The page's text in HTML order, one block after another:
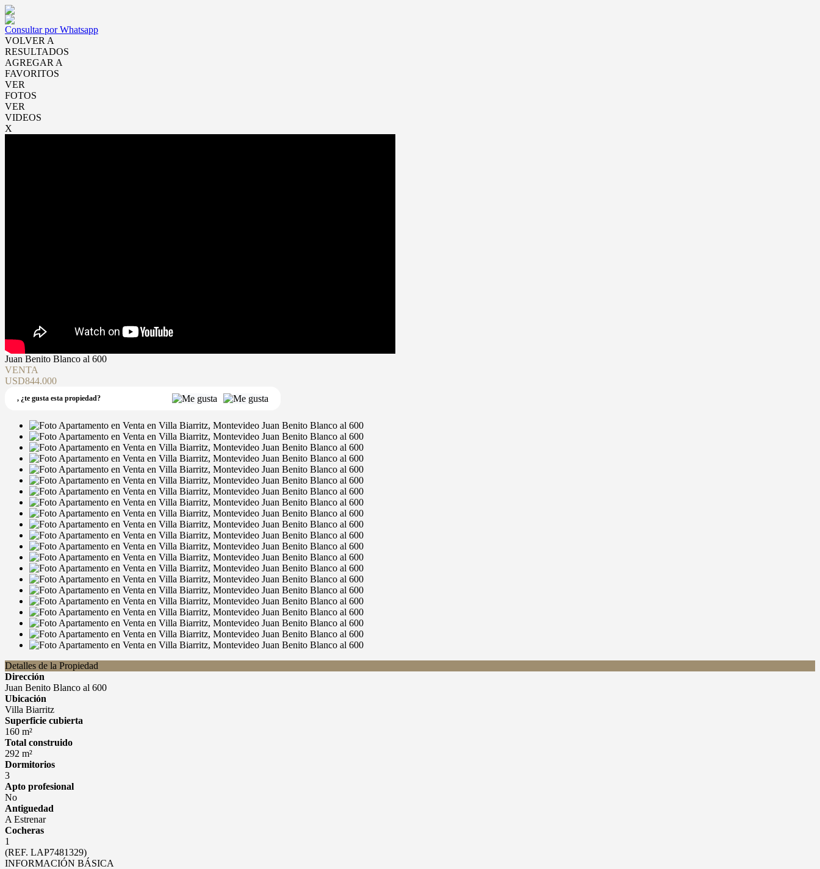
Consultar por Whatsapp
VOLVER A
RESULTADOS
AGREGAR A
FAVORITOS
VER
FOTOS
VER
VIDEOS
X
Juan Benito Blanco al 600
VENTA
USD844.000
, ¿te gusta esta propiedad?
Detalles de la Propiedad
Dirección
Juan Benito Blanco al 600
Ubicación
Villa Biarritz
Superficie cubierta
160 m²
Total construido
292 m²
Dormitorios
3
Apto profesional
No
Antiguedad
A Estrenar
Cocheras
1
(REF. LAP7481329)
INFORMACIÓN BÁSICA